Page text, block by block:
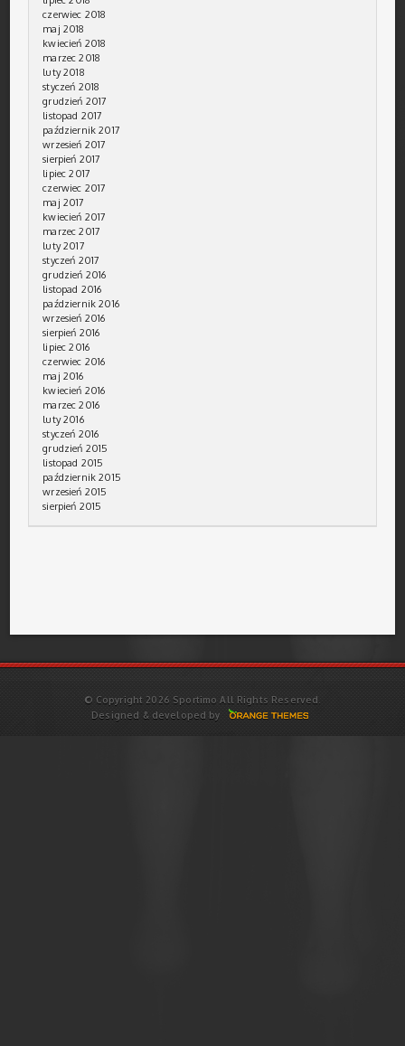
czerwiec 2018
maj 2018
kwiecień 2018
marzec 2018
luty 2018
styczeń 2018
grudzień 2017
listopad 2017
październik 2017
wrzesień 2017
sierpień 2017
lipiec 2017
czerwiec 2017
maj 2017
kwiecień 2017
marzec 2017
luty 2017
styczeń 2017
grudzień 2016
listopad 2016
październik 2016
wrzesień 2016
sierpień 2016
lipiec 2016
czerwiec 2016
maj 2016
kwiecień 2016
marzec 2016
luty 2016
styczeń 2016
grudzień 2015
listopad 2015
październik 2015
wrzesień 2015
sierpień 2015
© Copyright 2026 Sportimo All Rights Reserved.
Designed & developed by